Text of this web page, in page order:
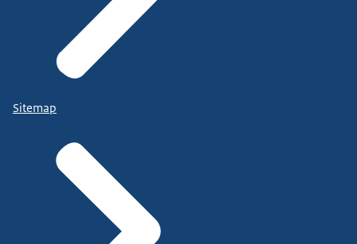
Sitemap